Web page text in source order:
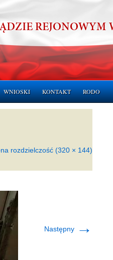
WNIOSKI KONTAKT RODO
rozdzielczość (320 × 144)
Następny →